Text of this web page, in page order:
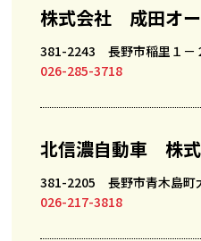
株式会社 成田オ
381-2243 長野市稲里１－
026-285-3718
北信濃自動車 株
381-2205 長野市青木島町
026-217-3818